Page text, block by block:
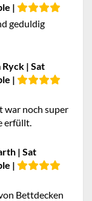
|
geduldig
| Sat
|
war noch super
erfüllt.
| Sat
|
Bettdecken